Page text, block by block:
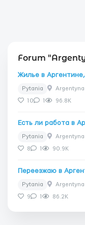
Forum
Жилье в
Pytania Argentyna
10 1 96.8K
Есть ли работа в
Pytania Argentyna
8 1 90.9K
Переезжаю в
Pytania Argentyna
9 1 86.2K